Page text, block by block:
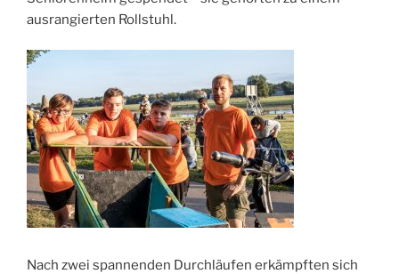
ausrangierten Rollstuhl.
Nach zwei spannenden Durchläufen erkämpften sich